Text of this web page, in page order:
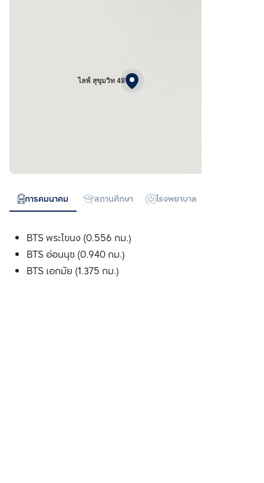
ไลฟ์ สุขุมวิท 48
การคมนาคม สถานศึกษา โรงพยาบาล
BTS พระโขนง (0.556 กม.)
BTS อ่อนนุช (0.940 กม.)
BTS เอกมัย (1.375 กม.)